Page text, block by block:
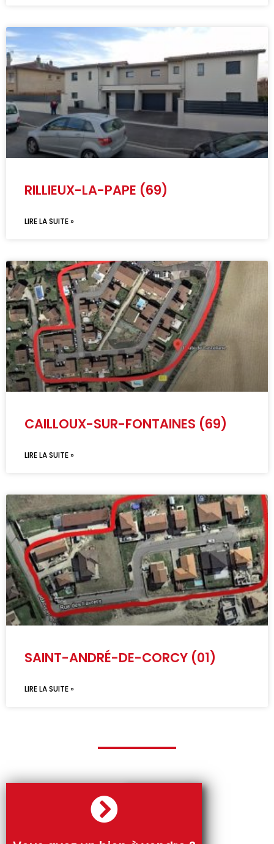
RILLIEUX-LA-PAPE (69)
LIRE LA SUITE »
CAILLOUX-SUR-FONTAINES (69)
LIRE LA SUITE »
SAINT-ANDRÉ-DE-CORCY (01)
LIRE LA SUITE »
immobilier et si vous le souhaitez, nous pourrons
Parlons-en !